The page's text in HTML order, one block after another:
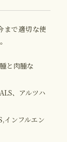
まで適切な使
と肉腫な
、アルツハ
インフルエン